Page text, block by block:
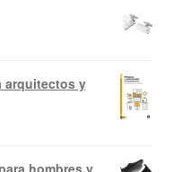
arquitectos y
hombres y